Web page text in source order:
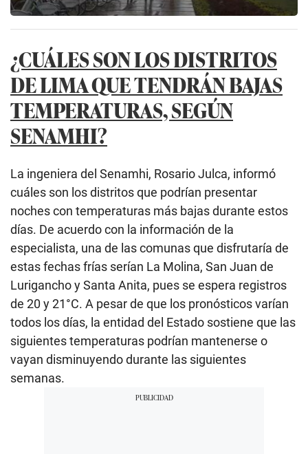
¿CUÁLES SON LOS DISTRITOS
DE LIMA QUE TENDRÁN BAJAS
TEMPERATURAS, SEGÚN
SENAMHI?
La ingeniera del Senamhi, Rosario Julca, informó
cuáles son los distritos que podrían presentar
noches con temperaturas más bajas durante estos
días. De acuerdo con la información de la
especialista, una de las comunas que disfrutaría de
estas fechas frías serían La Molina, San Juan de
Lurigancho y Santa Anita, pues se espera registros
de 20 y 21°C. A pesar de que los pronósticos varían
todos los días, la entidad del Estado sostiene que las
siguientes temperaturas podrían mantenerse o
vayan disminuyendo durante las siguientes
semanas.